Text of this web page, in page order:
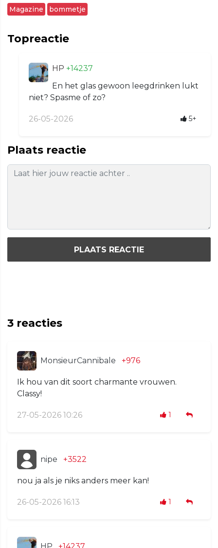
Magazine bommetje
Topreactie
HP +14237
En het glas gewoon leegdrinken lukt
niet? Spasme of zo?
26-05-2026 5+
Plaats reactie
PLAATS REACTIE
3 reacties
MonsieurCannibale +976
Ik hou van dit soort charmante vrouwen.
Classy!
27-05-2026 10:26 1
nipe +3522
nou ja als je niks anders meer kan!
26-05-2026 16:13 1